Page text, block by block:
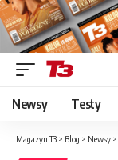
Newsy Testy
Magazyn T3 > Blog > Newsy >